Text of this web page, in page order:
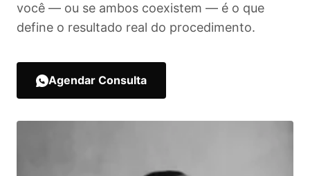
você — ou se ambos coexistem — é o que
define o resultado real do procedimento.
Agendar Consulta